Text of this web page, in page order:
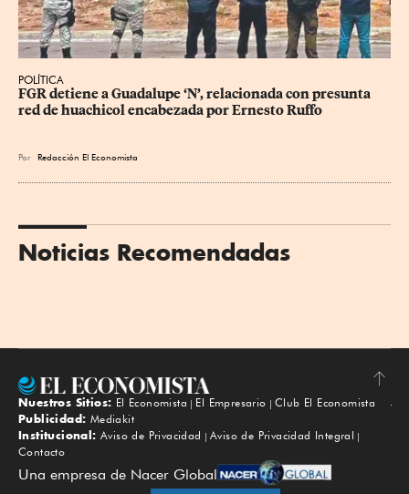
POLÍTICA
FGR detiene a Guadalupe ‘N’, relacionada con presunta
red de huachicol encabezada por Ernesto Ruffo
Por Redacción El Economista
Noticias Recomendadas
Subir
Nuestros Sitios: El Economista El Empresario
Club El Economista
Publicidad: Mediakit
Institucional: Aviso de Privacidad
Aviso de Privacidad Integral
Contacto
Una empresa de Nacer Global